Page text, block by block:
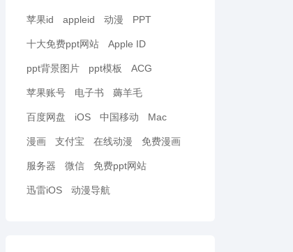
苹果id appleid 动漫 PPT
十大免费ppt网站 Apple ID
ppt背景图片 ppt模板 ACG
苹果账号 电子书 薅羊毛
百度网盘 iOS 中国移动 Mac
漫画 支付宝 在线动漫 免费漫画
服务器 微信 免费ppt网站
迅雷iOS 动漫导航